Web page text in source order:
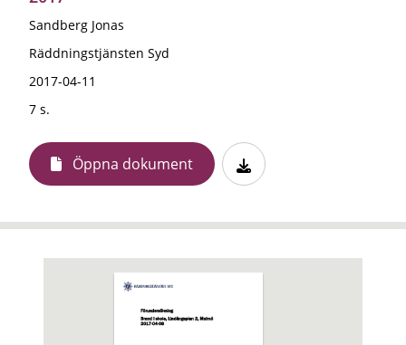
Sandberg Jonas
Räddningstjänsten Syd
2017-04-11
7 s.
Öppna dokument